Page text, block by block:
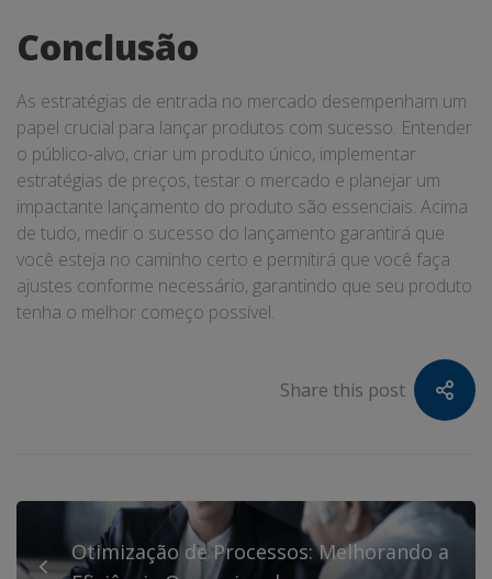
Conclusão
As estratégias de entrada no mercado desempenham um
papel crucial para lançar produtos com sucesso. Entender
o público-alvo, criar um produto único, implementar
estratégias de preços, testar o mercado e planejar um
impactante lançamento do produto são essenciais. Acima
de tudo, medir o sucesso do lançamento garantirá que
você esteja no caminho certo e permitirá que você faça
ajustes conforme necessário, garantindo que seu produto
tenha o melhor começo possível.
Share this post
Otimização de Processos: Melhorando a